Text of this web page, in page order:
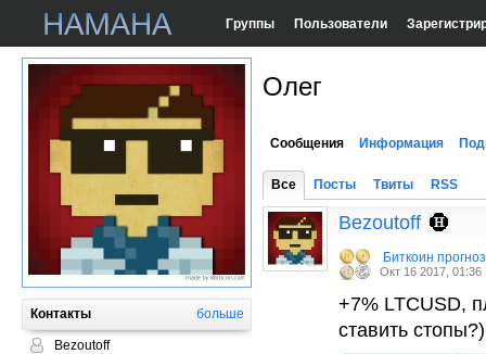
Группы Пользователи
Контакты больше
Bezoutoff
Олег
Сообщения Информация
Все Посты Твиты RSS
Bezoutoff
Биткоин
Окт 16 2017, 01:36
+7% LTCUSD,
ставить стопы?)